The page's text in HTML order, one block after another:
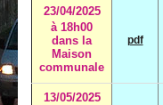
23/04/2025
à 18h00
dans la
Maison
communale
pdf
13/05/2025